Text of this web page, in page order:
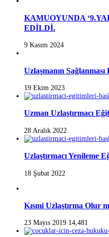
KAMUOYUNDA
EDİLDİ.
9 Kasım 2024
Uzlaşmanın
19 Ekim 2023
Uzman Uzlaştırmacı
28 Aralık 2022
Uzlaştırmacı Yenileme
18 Şubat 2022
Kısmi Uzlaştırma Olur
23 Mayıs 2019 14,481